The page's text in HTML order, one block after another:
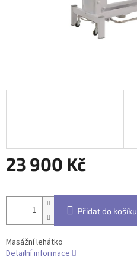
23 900 Kč
cena:
Přidat do košíku
Masážní lehátko
Detailní informace